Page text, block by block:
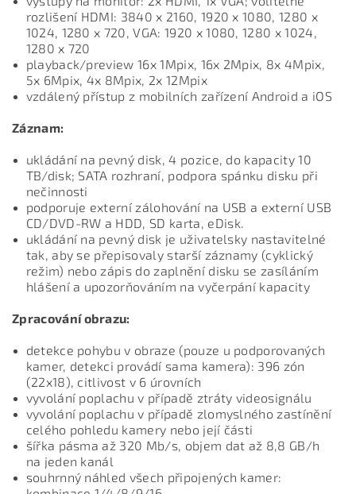
rozlišení HDMI: 3840 x 2160, 1920 x 1080, 1280 x
1024, 1280 x 720, VGA: 1920 x 1080, 1280 x 1024,
1280 x 720
playback/preview 16x 1Mpix, 16x 2Mpix, 8x 4Mpix,
5x 6Mpix, 4x 8Mpix, 2x 12Mpix
vzdálený přístup z mobilních zařízení Android a iOS
Záznam:
ukládání na pevný disk, 4 pozice, do kapacity 10
TB/disk; SATA rozhraní, podpora spánku disku při
nečinnosti
podporuje externí zálohování na USB a externí USB
CD/DVD-RW a HDD, SD karta, eDisk.
ukládání na pevný disk je uživatelsky nastavitelné
tak, aby se přepisovaly starší záznamy (cyklický
režim) nebo zápis do zaplnění disku se zasíláním
hlášení a upozorňováním na vyčerpání kapacity
Zpracování obrazu:
detekce pohybu v obraze (pouze u podporovaných
kamer, detekci provádí sama kamera): 396 zón
(22x18), citlivost v 6 úrovních
vyvolání poplachu v případě ztráty videosignálu
vyvolání poplachu v případě zlomyslného zastínění
celého pohledu kamery nebo její části
šířka pásma až 320 Mb/s, objem dat až 8,8 GB/h
na jeden kanál
souhrnný náhled všech připojených kamer: